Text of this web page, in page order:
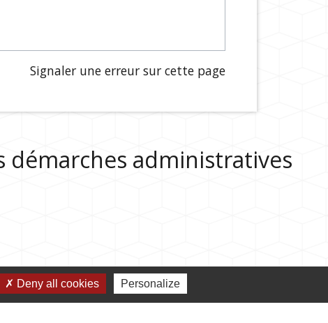
Signaler une erreur sur cette page
démarches administratives
Deny all cookies Personalize